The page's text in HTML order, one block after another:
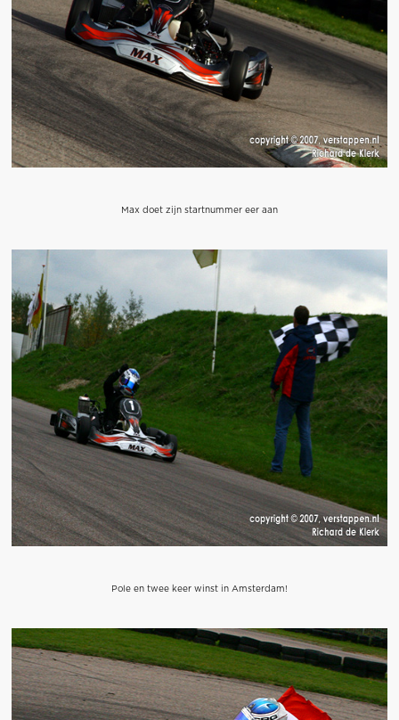
Max doet zijn startnummer eer aan
Pole en twee keer winst in Amsterdam!